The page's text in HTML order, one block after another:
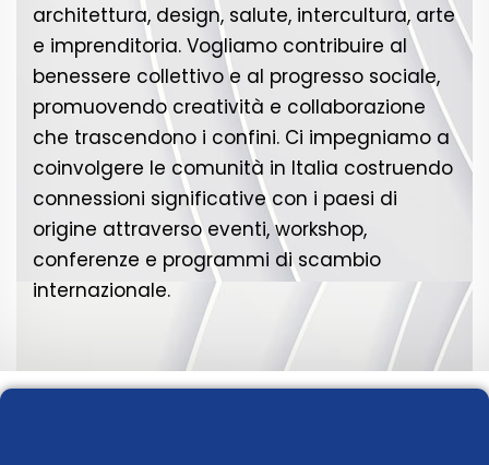
architettura, design, salute, intercultura, arte
e imprenditoria. Vogliamo contribuire al
benessere collettivo e al progresso sociale,
promuovendo creatività e collaborazione
che trascendono i confini. Ci impegniamo a
coinvolgere le comunità in Italia costruendo
connessioni significative con i paesi di
origine attraverso eventi, workshop,
conferenze e programmi di scambio
internazionale.